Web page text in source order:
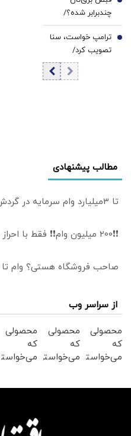
چندبرابر شده؟/
دلیلش این پله‌های
تعرفه‌ای است
6
ترامپ خواست، سنا
تصویب کرد/
تحریم‌های تازه
علیه ایران در راه
7
مطالب پیشنهادی
تا 3میلیارد وام سرمایه در گردش فروشندگان
❗❗200 میلیون وام❗❗ فقط با احراز هویت
صاحب فروشگاه هستی؟ وام تا ۳ میلیارد تومان بگیر
از سراسر وب
محصولی
که
می‌خواستی
محصولی
که
می‌خواستی
محصولی
که
می‌خواستی
بخر !